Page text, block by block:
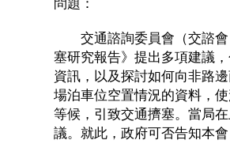
問題：
交通諮詢委員會（交諮會
塞研究報告》提出多項建議
資訊，以及探討如何向非路
場泊車位空置情況的資料，
等候，引致交通擠塞。當局
議。就此，政府可否告知本